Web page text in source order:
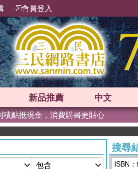
會員登入
新品推薦 中文
積點抵現金，消費購書更貼心
搜尋
ISBN